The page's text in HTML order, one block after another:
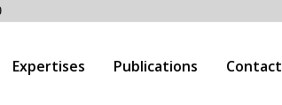
Expertises Publications Contact